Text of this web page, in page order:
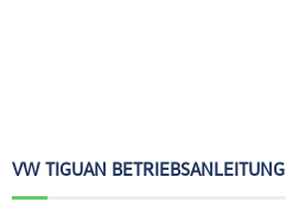
VW TIGUAN BETRIEBSANLEITUNG